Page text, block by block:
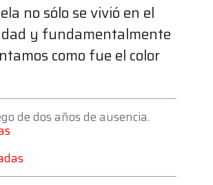
no sólo se vivió en el
y fundamentalmente
como fue el color
de dos años de ausencia.